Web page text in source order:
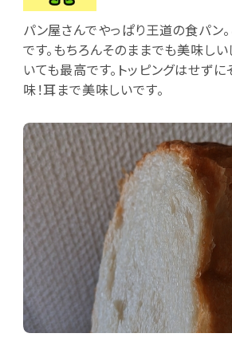
パン屋さんでやっぱり王道の食パン
です。もちろんそのままでも美味しい
いても最高です。トッピングはせず
味！耳まで美味しいです。